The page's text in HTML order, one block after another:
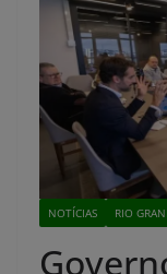
NOTÍCIAS RIO